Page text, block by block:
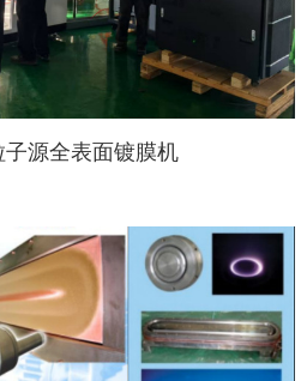
源全表面镀膜机